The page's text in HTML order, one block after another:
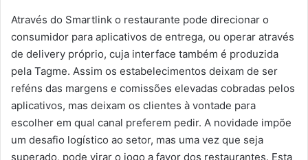
Através do Smartlink o restaurante pode direcionar o
consumidor para aplicativos de entrega, ou operar através
de delivery próprio, cuja interface também é produzida
pela Tagme. Assim os estabelecimentos deixam de ser
reféns das margens e comissões elevadas cobradas pelos
aplicativos, mas deixam os clientes à vontade para
escolher em qual canal preferem pedir. A novidade impõe
um desafio logístico ao setor, mas uma vez que seja
superado, pode virar o jogo a favor dos restaurantes. Esta